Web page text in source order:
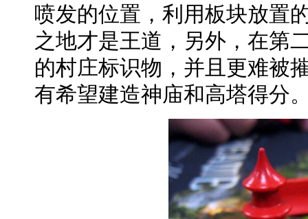
喷发的位置，利用板块放置
之地才是王道，另外，在第
的村庄标识物，并且更难被
有希望建造神庙和高塔得分